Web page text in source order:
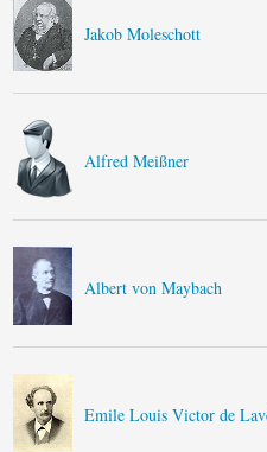
Jakob Moleschott
Alfred Meißner
Albert von Maybach
Emile Louis Victor de